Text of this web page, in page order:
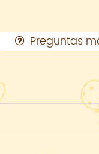
Preguntas